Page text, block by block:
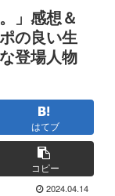
」感想＆
の良い生
登場人物
はてブ
コピー
2024.04.14